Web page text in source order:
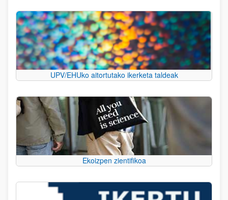
UPV/EHUko aitortutako ikerketa taldeak
Ekoizpen zientifikoa